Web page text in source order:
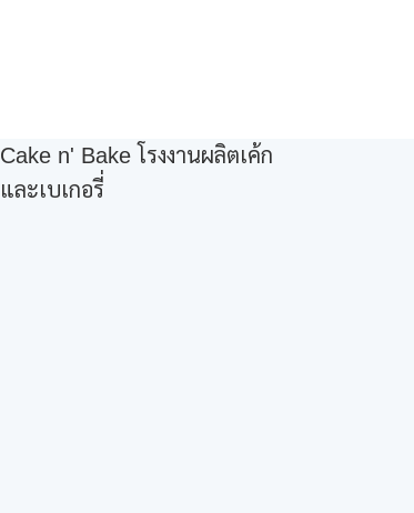
Cake n' Bake โรงงานผลิตเค้ก
และเบเกอรี่